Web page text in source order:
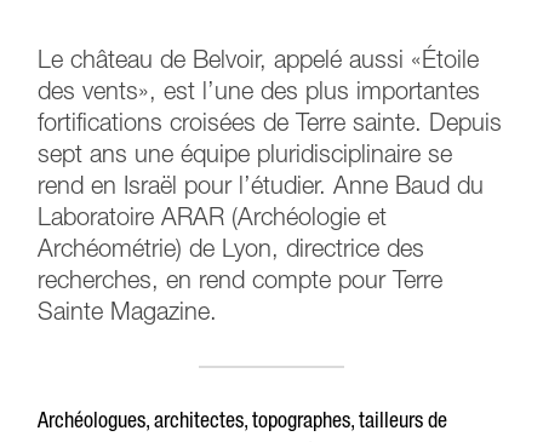
Le château de Belvoir, appelé aussi «Étoile
des vents», est l’une des plus importantes
fortifications croisées de Terre sainte. Depuis
sept ans une équipe pluridisciplinaire se
rend en Israël pour l’étudier. Anne Baud du
Laboratoire ARAR (Archéologie et
Archéométrie) de Lyon, directrice des
recherches, en rend compte pour Terre
Sainte Magazine.
Archéologues, architectes, topographes, tailleurs de